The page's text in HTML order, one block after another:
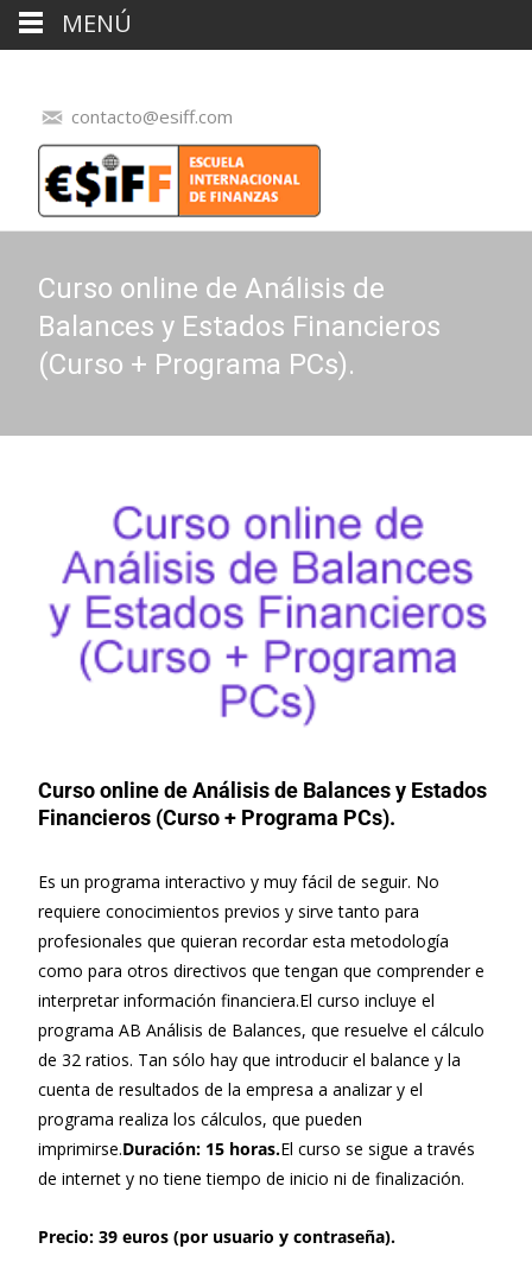
contacto@esiff.com
Curso online de Análisis de
Balances y Estados Financieros
(Curso + Programa PCs).
Curso online de Análisis de Balances y Estados
Financieros (Curso + Programa PCs).
Es un programa interactivo y muy fácil de seguir. No
requiere conocimientos previos y sirve tanto para
profesionales que quieran recordar esta metodología
como para otros directivos que tengan que comprender e
interpretar información financiera.El curso incluye el
programa AB Análisis de Balances, que resuelve el cálculo
de 32 ratios. Tan sólo hay que introducir el balance y la
cuenta de resultados de la empresa a analizar y el
programa realiza los cálculos, que pueden
imprimirse.Duración: 15 horas.El curso se sigue a través
de internet y no tiene tiempo de inicio ni de finalización.
Precio: 39 euros (por usuario y contraseña).
MENÚ